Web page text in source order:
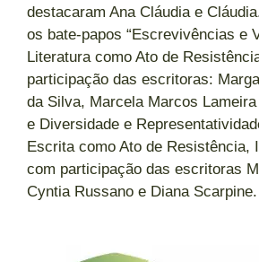
destacaram Ana Cláudia e
os bate-papos “Escrevivências e
Literatura como Ato de
participação das escritoras:
da Silva, Marcela Marcos
e Diversidade e
Escrita como Ato de Resistência,
com participação das escritoras
Cyntia Russano e Diana Scarpine.